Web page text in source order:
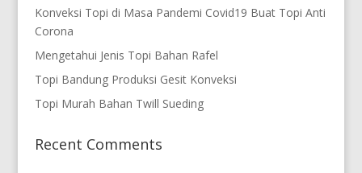
Konveksi Topi di Masa Pandemi Covid19 Buat Topi Anti
Corona
Mengetahui Jenis Topi Bahan Rafel
Topi Bandung Produksi Gesit Konveksi
Topi Murah Bahan Twill Sueding
Recent Comments